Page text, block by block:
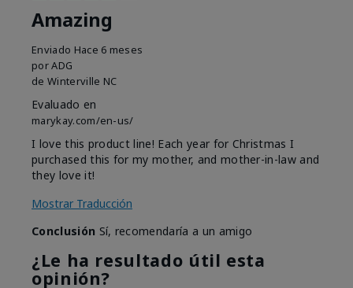
Amazing
Enviado Hace 6 meses
porADG
de Winterville NC
Evaluado en
marykay.com/en-us/
I love this product line! Each year for Christmas I
purchased this for my mother, and mother-in-law and
they love it!
Mostrar Traducción
Conclusión Sí, recomendaría a un amigo
¿Le ha resultado útil esta
opinión?